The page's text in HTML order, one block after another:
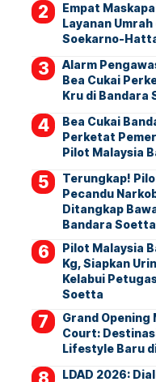
Empat
Layanan
Soekarno-
Alarm
Bea Cukai
Kru di Bandara
Bea Cukai
Perketat
Pilot Malaysia
Terungkap!
Pecandu
Ditangkap
Bandara Soetta
Pilot Malaysia
Kg, Siapkan
Kelabui
Soetta
Grand Opening
Court:
Lifestyle Baru
LDAD 2026: